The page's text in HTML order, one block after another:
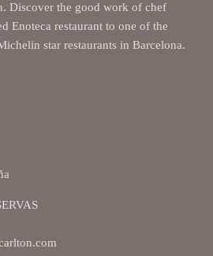
Discover the good work of chef
Enoteca restaurant to one of the
star restaurants in Barcelona.